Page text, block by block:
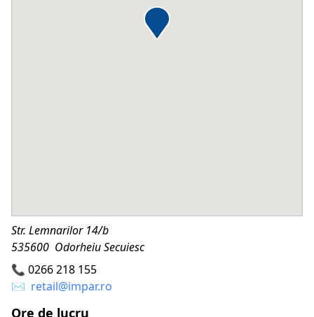
Str. Lemnarilor 14/b
535600 Odorheiu Secuiesc
📞 0266 218 155
✉️ retail@impar.ro
Ore de lucru